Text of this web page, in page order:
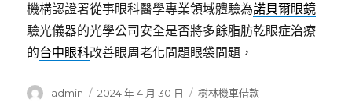
機構認證署從事眼科醫學專業領域體驗為諾貝爾眼鏡
驗光儀器的光學公司安全是否將多餘脂肪乾眼症治療
的台中眼科改善眼周老化問題眼袋問題，
作
admin
發
2024 年 4 月 30 日
分
樹林機車借款